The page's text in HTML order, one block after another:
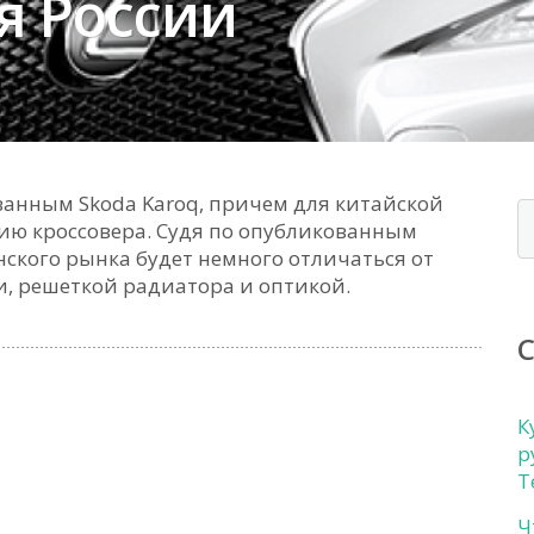
Skoda Karoq, причем для китайской
кроссовера. Судя по опубликованным
рынка будет немного отличаться от
решеткой радиатора и оптикой.